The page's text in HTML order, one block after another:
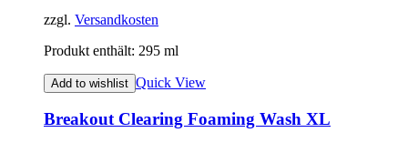
zzgl. Versandkosten
Produkt enthält: 295 ml
Add to wishlist Quick View
Breakout Clearing Foaming Wash XL